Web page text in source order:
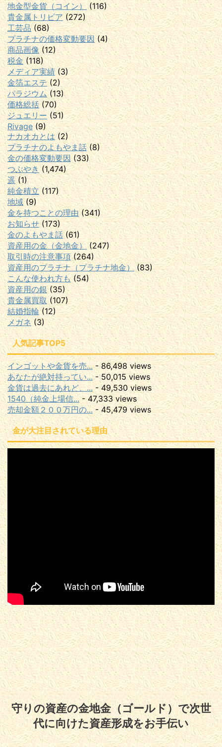
地金型金貨（コイン）
(116)
貴金属トリビア(272)
工芸品 (68)
プラチナの価格変動要因 (4)
商品画像 (12)
税金(118)
メディア実績 (3)
金箔エステ (2)
パラジウム (13)
価格総括 (70)
ジュエリー (51)
Rivage (9)
ナカオカとは (2)
プラチナのよもやま話 (8)
金の価格変動要因(33)
つぶやき (1,474)
遥 (1)
純金積立 (117)
地域 (9)
金を持つことの理由 (341)
お知らせ(173)
金のよもやま話(61)
資産用の金（金地金）
(247)
取引時の注意事項 (264)
資産用のプラチナ（プラチナ地金）
(83)
こんな使われ方も (54)
資産用の銀(35)
貴金属買取 (107)
結婚指輪 (12)
メガネ (3)
人気記事TOP5
インゴットや金貨を売... - 86,498 views
あなたが絶対持ってい... - 50,015 views
金貨は過去にあれど、... - 49,530 views
1540（純金上場信... - 47,333 views
売却金額２００万円の... - 45,479 views
金が大注目されている理由
守りの資産の金地金（ゴールド）で次世
代に向けた資産形成をお手伝い
Copyright© 守りの資産の金地金（ゴールド）で次世代に向けた資産形成をお